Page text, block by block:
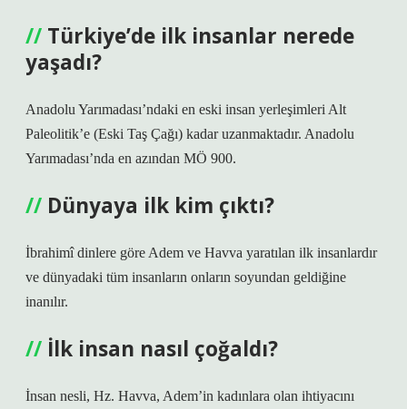
Türkiye’de ilk insanlar nerede
yaşadı?
Anadolu Yarımadası’ndaki en eski insan yerleşimleri Alt
Paleolitik’e (Eski Taş Çağı) kadar uzanmaktadır. Anadolu
Yarımadası’nda en azından MÖ 900.
Dünyaya ilk kim çıktı?
İbrahimî dinlere göre Adem ve Havva yaratılan ilk insanlardır
ve dünyadaki tüm insanların onların soyundan geldiğine
inanılır.
İlk insan nasıl çoğaldı?
İnsan nesli, Hz. Havva, Adem’in kadınlara olan ihtiyacını